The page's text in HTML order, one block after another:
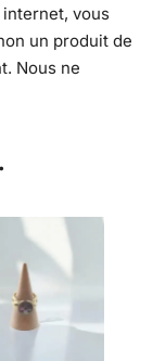
vous
un produit de
Nous ne